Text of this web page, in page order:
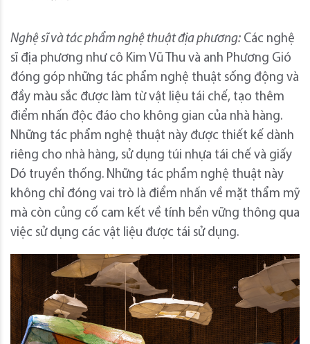
Nghệ sĩ và tác phẩm nghệ thuật địa phương: Các nghệ
sĩ địa phương như cô Kim Vũ Thu và anh Phương Gió
đóng góp những tác phẩm nghệ thuật sống động và
đầy màu sắc được làm từ vật liệu tái chế, tạo thêm
điểm nhấn độc đáo cho không gian của nhà hàng.
Những tác phẩm nghệ thuật này được thiết kế dành
riêng cho nhà hàng, sử dụng túi nhựa tái chế và giấy
Dó truyền thống. Những tác phẩm nghệ thuật này
không chỉ đóng vai trò là điểm nhấn về mặt thẩm mỹ
mà còn củng cố cam kết về tính bền vững thông qua
việc sử dụng các vật liệu được tái sử dụng.